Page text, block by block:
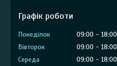
Графік роботи
Понеділок 09:00
18:00
Вівторок
09:00
18:00
Середа
09:00
18:00